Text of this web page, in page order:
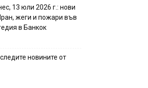
13 юли 2026 г.: нови
жеги и пожари във
в Банкок
новините от